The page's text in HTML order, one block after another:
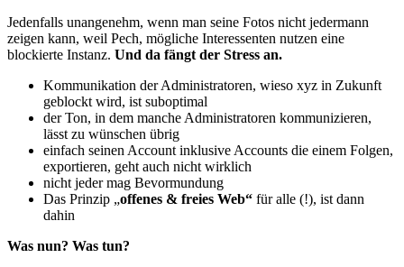
Jedenfalls unangenehm, wenn man seine Fotos nicht jedermann
zeigen kann, weil Pech, mögliche Interessenten nutzen eine
blockierte Instanz. Und da fängt der Stress an.
Kommunikation der Administratoren, wieso xyz in Zukunft
geblockt wird, ist suboptimal
der Ton, in dem manche Administratoren kommunizieren,
lässt zu wünschen übrig
einfach seinen Account inklusive Accounts die einem Folgen,
exportieren, geht auch nicht wirklich
nicht jeder mag Bevormundung
Das Prinzip „offenes & freies Web“ für alle (!), ist dann
dahin
Was nun? Was tun?